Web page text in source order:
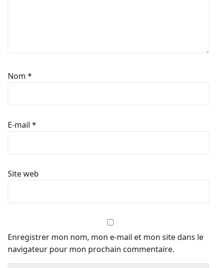
Nom *
E-mail *
Site web
Enregistrer mon nom, mon e-mail et mon site dans le
navigateur pour mon prochain commentaire.